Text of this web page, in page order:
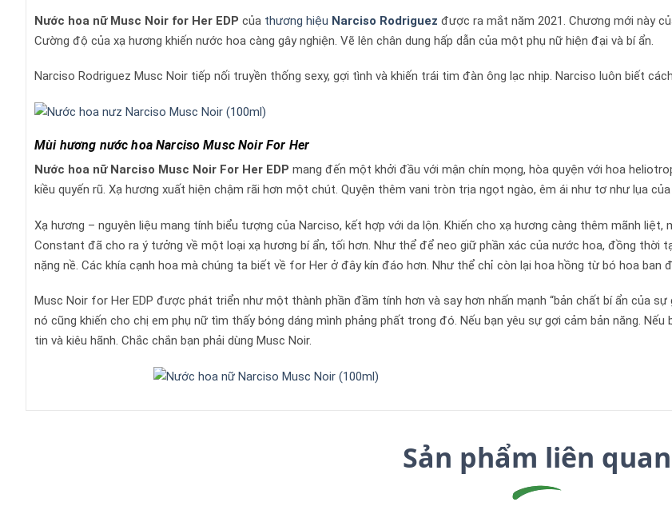
Nước hoa nữ Musc Noir for Her EDP của thương hiệu Narciso Rodriguez được ra mắt năm 2021. Chương mới này
Cường độ của xạ hương khiến nước hoa càng gây nghiện. Vẽ lên chân dung hấp dẫn của một phụ nữ hiện đại và bí ẩn.
Narciso Rodriguez Musc Noir tiếp nối truyền thống sexy, gợi tình và khiến trái tim đàn ông lạc nhịp. Narciso luôn biết
Mùi hương nước hoa Narciso Musc Noir For Her
Nước hoa nữ Narciso Musc Noir For Her EDP mang đến một khởi đầu với mận chín mọng, hòa quyện với hoa
kiều quyến rũ. Xạ hương xuất hiện chậm rãi hơn một chút. Quyện thêm vani tròn trịa ngọt ngào, êm ái như tơ như lụa
Xạ hương – nguyên liệu mang tính biểu tượng của Narciso, kết hợp với da lộn. Khiến cho xạ hương càng thêm mãnh
Constant đã cho ra ý tưởng về một loại xạ hương bí ẩn, tối hơn. Như thể để neo giữ phần xác của nước hoa, đồng thời
nặng nề. Các khía cạnh hoa mà chúng ta biết về for Her ở đây kín đáo hơn. Như thể chỉ còn lại hoa hồng từ bó hoa ban
Musc Noir for Her EDP được phát triển như một thành phần đầm tính hơn và say hơn nhấn mạnh “bản chất bí ẩn của sự
nó cũng khiến cho chị em phụ nữ tìm thấy bóng dáng mình phảng phất trong đó. Nếu bạn yêu sự gợi cảm bản năng.
tin và kiêu hãnh. Chắc chắn bạn phải dùng Musc Noir.
Sản phẩm liên quan